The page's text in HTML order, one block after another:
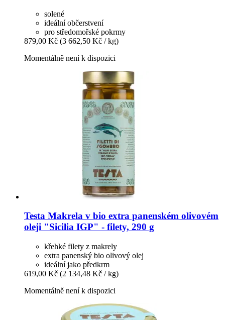
solené
ideální občerstvení
pro středomořské pokrmy
879,00 Kč (3 662,50 Kč / kg)
Momentálně není k dispozici
Testa Makrela v bio extra panenském olivovém
oleji "Sicilia IGP" -​ filety, 290 g
křehké filety z makrely
extra panenský bio olivový olej
ideální jako předkrm
619,00 Kč (2 134,48 Kč / kg)
Momentálně není k dispozici